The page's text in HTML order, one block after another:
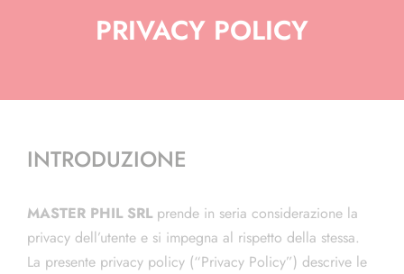
CONTATTI
PRIVACY POLICY
INTRODUZIONE
MASTER PHIL SRL prende in seria considerazione la
privacy dell’utente e si impegna al rispetto della stessa.
La presente privacy policy (“Privacy Policy”) descrive le